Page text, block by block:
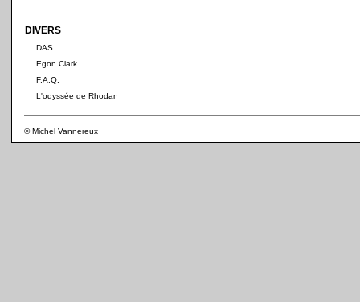
DIVERS
DAS
Egon Clark
F.A.Q.
L'odyssée de Rhodan
© Michel Vannereux